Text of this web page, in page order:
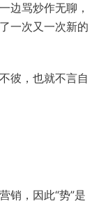
边骂炒作无聊，
一次又一次新的
彼，也就不言自
销，因此“势”是